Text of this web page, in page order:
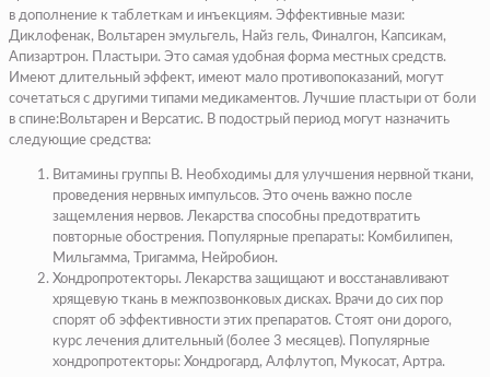
в дополнение к таблеткам и инъекциям. Эффективные мази:
Диклофенак, Вольтарен эмульгель, Найз гель, Финалгон, Капсикам,
Апизартрон. Пластыри. Это самая удобная форма местных средств.
Имеют длительный эффект, имеют мало противопоказаний, могут
сочетаться с другими типами медикаментов. Лучшие пластыри от боли
в спине:Вольтарен и Версатис. В подострый период могут назначить
следующие средства:
Витамины группы B. Необходимы для улучшения нервной ткани,
проведения нервных импульсов. Это очень важно после
защемления нервов. Лекарства способны предотвратить
повторные обострения.
Популярные препараты: Комбилипен,
Мильгамма, Тригамма, Нейробион.
Хондропротекторы. Лекарства защищают и восстанавливают
хрящевую ткань в межпозвонковых дисках. Врачи до сих пор
спорят об эффективности этих препаратов. Стоят они дорого,
курс лечения длительный (более 3 месяцев).
Популярные
хондропротекторы: Хондрогард, Алфлутоп, Мукосат, Артра.